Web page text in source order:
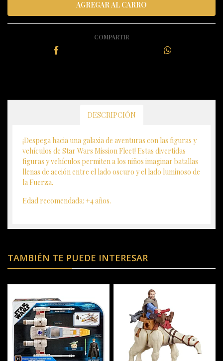
COMPARTIR
DESCRIPCIÓN
¡Despega hacia una galaxia de aventuras con las figuras y
vehículos de Star Wars Mission Fleet! Estas divertidas
figuras y vehículos permiten a los niños imaginar batallas
llenas de acción entre el lado oscuro y el lado luminoso de
la Fuerza.
Edad recomendada: +4 años.
TAMBIÉN TE PUEDE INTERESAR